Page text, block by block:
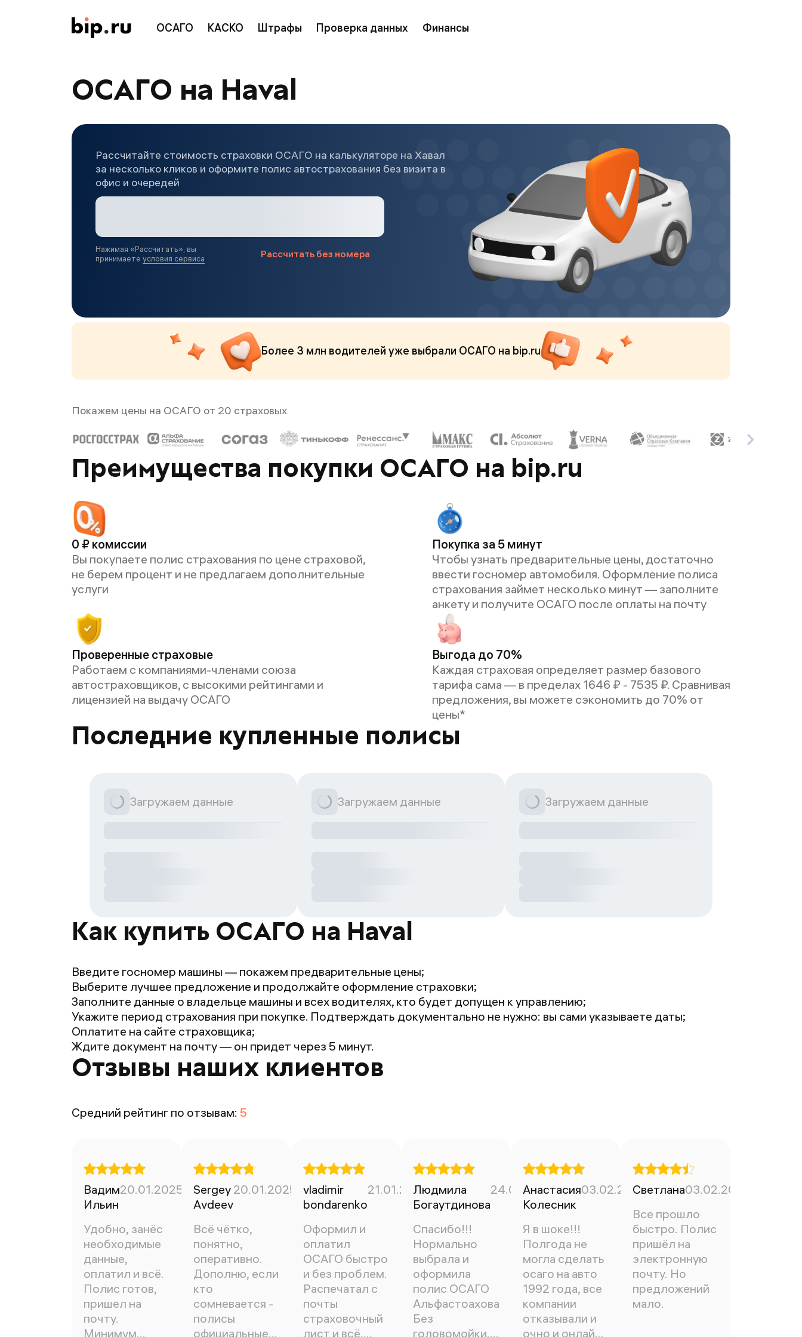
ОСАГО КАСКО Штрафы Проверка данных Финансы
ОСАГО на Haval
Рассчитайте стоимость страховки ОСАГО на калькуляторе на Хавал
за несколько кликов и оформите полис автострахования без визита в
офис и очередей
Рассчитать без номера
Нажимая «Рассчитать», вы
принимаете условия сервиса
Более 3 млн водителей уже выбрали ОСАГО на bip.ru
Покажем цены на ОСАГО от 20 страховых
Преимущества покупки ОСАГО на bip.ru
0 ₽ комиссии
Вы покупаете полис страхования по цене страховой,
не берем процент и не предлагаем дополнительные
услуги
Покупка за 5 минут
Чтобы узнать предварительные цены, достаточно
ввести госномер автомобиля. Оформление полиса
страхования займет несколько минут — заполните
анкету и получите ОСАГО после оплаты на почту
Проверенные страховые
Работаем с компаниями-членами союза
автостраховщиков, с высокими рейтингами и
лицензией на выдачу ОСАГО
Выгода до 70%
Каждая страховая определяет размер базового
тарифа сама — в пределах 1646 ₽ - 7535 ₽. Сравнивая
предложения, вы можете сэкономить до 70% от
цены*
Последние купленные полисы
Загружаем данные Загружаем данные Загружаем данные
Как купить ОСАГО на Haval
Введите госномер машины — покажем предварительные цены;
Выберите лучшее предложение и продолжайте оформление страховки;
Заполните данные о владельце машины и всех водителях, кто будет допущен к управлению;
Укажите период страхования при покупке. Подтверждать документально не нужно: вы сами указываете даты;
Оплатите на сайте страховщика;
Ждите документ на почту — он придет через 5 минут.
Отзывы наших клиентов
Средний рейтинг по отзывам: 5
Вадим
Ильин
20.01.2025
Удобно, занёс
необходимые
данные,
оплатил и всё.
Полис готов,
пришел на
почту.
Минимум
Sergey
Avdeev
20.01.2025
Всё чётко,
понятно,
оперативно.
Дополню, если
кто
сомневается -
полисы
официальные
vladimir
bondarenko
21.01.2025
Оформил и
оплатил
ОСАГО быстро
и без проблем.
Распечатал с
почты
страховочный
лист и всё.
Людмила
Богаутдинова
24.01.2025
Спасибо!!!
Нормально
выбрала и
оформила
полис ОСАГО
Альфастоахование!
Без
головомойки.
Анастасия
Колесник
03.02.2025
Я в шоке!!!
Полгода не
могла сделать
осаго на авто
1992 года, все
компании
отказывали и
очно и онлайн.
Светлана03.02.2025
Все прошло
быстро. Полис
пришёл на
электронную
почту. Но
предложений
мало.